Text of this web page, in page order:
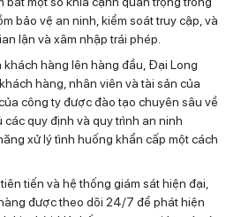
bảo vệ an ninh, kiểm soát truy cập, và
lận và xâm nhập trái phép.
khách hàng lên hàng đầu, Đại Long
hàng, nhân viên và tài sản của
công ty được đào tạo chuyên sâu về
quy định và quy trình an ninh
xử lý tình huống khẩn cấp một cách
tiến và hệ thống giám sát hiện đại,
được theo dõi 24/7 để phát hiện